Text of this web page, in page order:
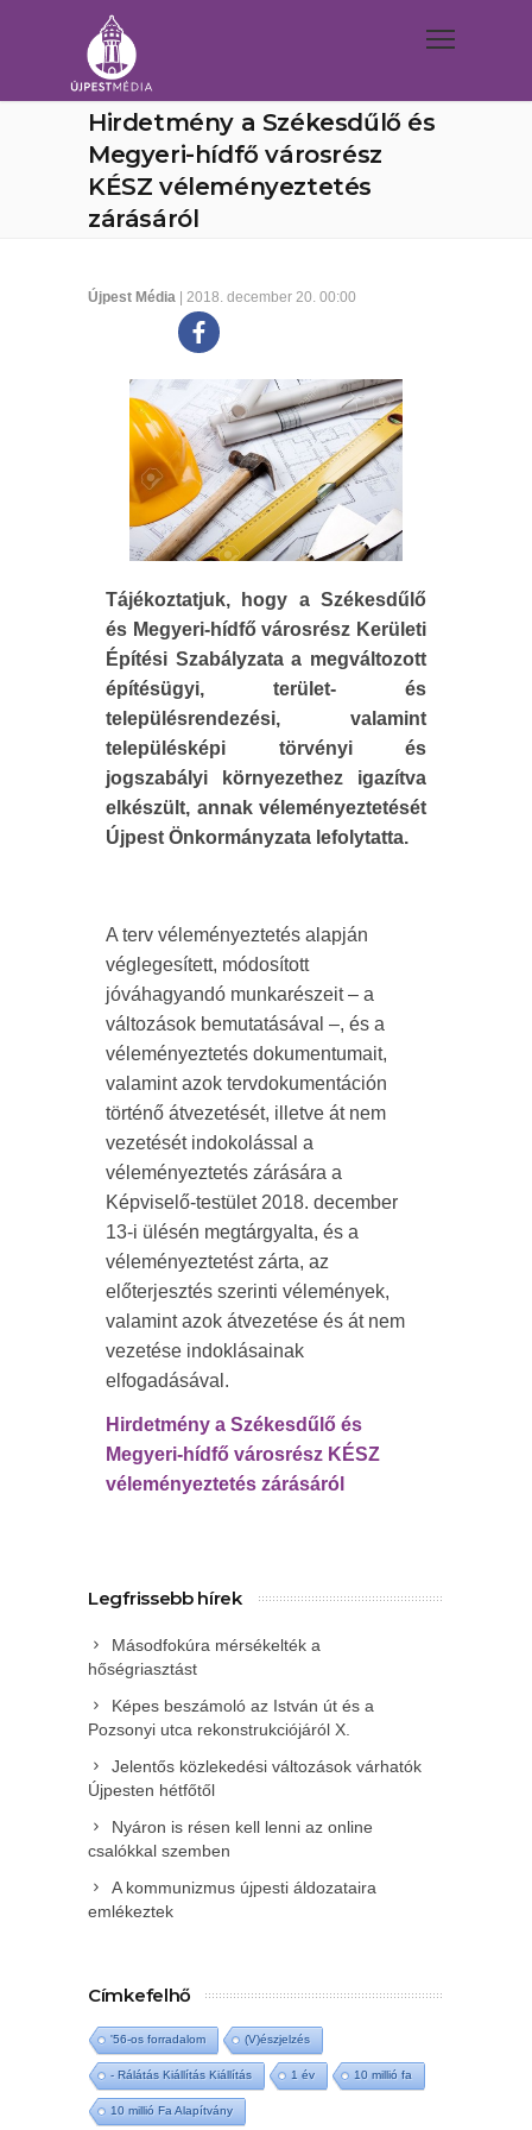
Hirdetmény a Székesdűlő és
Megyeri-hídfő városrész
KÉSZ véleményeztetés
zárásáról
Újpest Média | 2018. december 20. 00:00
Tájékoztatjuk, hogy a Székesdűlő
és Megyeri-hídfő városrész Kerületi
Építési Szabályzata a megváltozott
építésügyi, terület- és
településrendezési, valamint
településképi törvényi és
jogszabályi környezethez igazítva
elkészült, annak véleményeztetését
Újpest Önkormányzata lefolytatta.
A terv véleményeztetés alapján
véglegesített, módosított
jóváhagyandó munkarészeit – a
változások bemutatásával –, és a
véleményeztetés dokumentumait,
valamint azok tervdokumentáción
történő átvezetését, illetve át nem
vezetését indokolással a
véleményeztetés zárására a
Képviselő-testület 2018. december
13-i ülésén megtárgyalta, és a
véleményeztetést zárta, az
előterjesztés szerinti vélemények,
valamint azok átvezetése és át nem
vezetése indoklásainak
elfogadásával.
Hirdetmény a Székesdűlő és
Megyeri-hídfő városrész KÉSZ
véleményeztetés zárásáról
Legfrissebb hírek
Másodfokúra mérsékelték a
hőségriasztást
Képes beszámoló az István út és a
Pozsonyi utca rekonstrukciójáról X.
Jelentős közlekedési változások várhatók
Újpesten hétfőtől
Nyáron is résen kell lenni az online
csalókkal szemben
A kommunizmus újpesti áldozataira
emlékeztek
Címkefelhő
'56-os forradalom (V)észjelzés
- Rálátás Kiállítás Kiállítás 1 év 10 millió fa
10 millió Fa Alapítvány